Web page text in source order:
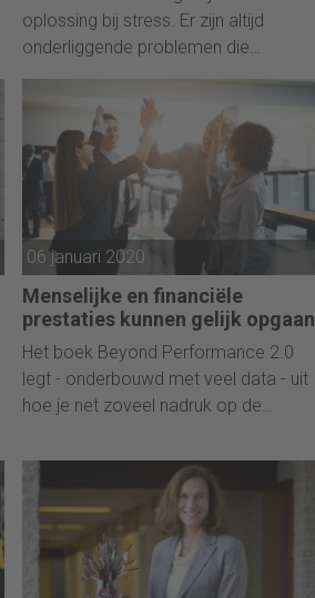
oplossing bij stress. Er zijn altijd
onderliggende problemen die
aangepakt moeten worden.'
06 januari 2020
Menselijke en financiële
prestaties kunnen gelijk opgaan
Het boek Beyond Performance 2.0
legt - onderbouwd met veel data - uit
hoe je net zoveel nadruk op de
financiële prestaties.